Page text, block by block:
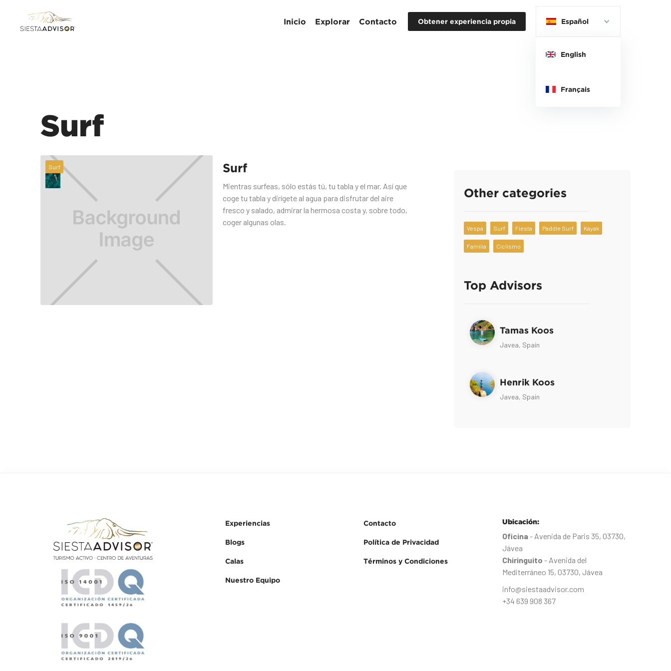
Inicio Explorar Contacto Obtener experiencia propia Español
English
Français
Surf
Surf Surf
Mientras surfeas, sólo estás tú, tu tabla y el mar. Así que
coge tu tabla y dirígete al agua para disfrutar del aire
fresco y salado, admirar la hermosa costa y, sobre todo,
coger algunas olas.
Other categories
Vespa Surf Fiesta Paddle Surf Kayak
Familia Ciclismo
Top Advisors
Tamas Koos
Javea, Spain
Henrik Koos
Javea, Spain
Experiencias
Blogs
Calas
Nuestro Equipo
Contacto
Política de Privacidad
Términos y Condiciones
Ubicación:
Oficina- Avenida de Paris 35, 03730,
Jávea
Chiringuito - Avenida del
Mediterráneo 15, 03730, Jávea
info@siestaadvisor.com
+34 639 908 367